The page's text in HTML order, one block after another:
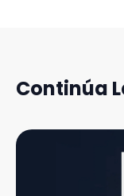
Continúa